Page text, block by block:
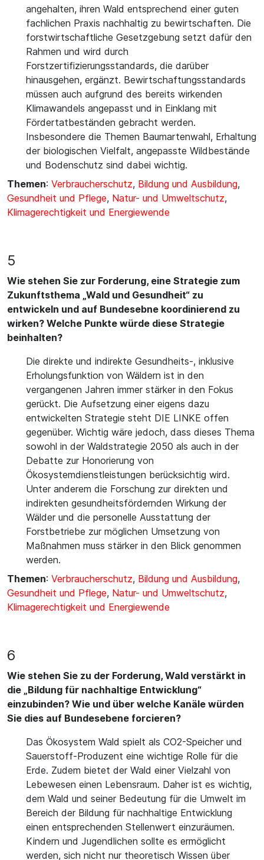
angehalten, ihren Wald entsprechend einer guten
fachlichen Praxis nachhaltig zu bewirtschaften. Die
forstwirtschaftliche Gesetzgebung setzt dafür den
Rahmen und wird durch
Forstzertifizierungsstandards, die darüber
hinausgehen, ergänzt. Bewirtschaftungsstandards
müssen auch aufgrund des bereits wirkenden
Klimawandels angepasst und in Einklang mit
Fördertatbeständen gebracht werden.
Insbesondere die Themen Baumartenwahl, Erhaltung
der biologischen Vielfalt, angepasste Wildbestände
und Bodenschutz sind dabei wichtig.
Themen: Verbraucherschutz, Bildung und Ausbildung,
Gesundheit und Pflege, Natur- und Umweltschutz,
Klimagerechtigkeit und Energiewende
5
Wie stehen Sie zur Forderung, eine Strategie zum
Zukunftsthema „Wald und Gesundheit“ zu
entwickeln und auf Bundesebne koordinierend zu
wirken? Welche Punkte würde diese Strategie
beinhalten?
Die direkte und indirekte Gesundheits-, inklusive
Erholungsfunktion von Wäldern ist in den
vergangenen Jahren immer stärker in den Fokus
gerückt. Die Aufsetzung einer eigens dazu
entwickelten Strategie steht DIE LINKE offen
gegenüber. Wichtig wäre jedoch, dass dieses Thema
sowohl in der Waldstrategie 2050 als auch in der
Debatte zur Honorierung von
Ökosystemdienstleistungen berücksichtig wird.
Unter anderem die Forschung zur direkten und
indirekten gesundheitsfördernden Wirkung der
Wälder und die personelle Ausstattung der
Forstbetriebe zur möglichen Umsetzung von
Maßnahmen muss stärker in den Blick genommen
werden.
Themen: Verbraucherschutz, Bildung und Ausbildung,
Gesundheit und Pflege, Natur- und Umweltschutz,
Klimagerechtigkeit und Energiewende
6
Wie stehen Sie zu der Forderung, Wald verstärkt in
die „Bildung für nachhaltige Entwicklung“
einzubinden? Wie und über welche Kanäle würden
Sie dies auf Bundesebene forcieren?
Das Ökosystem Wald spielt als CO2-Speicher und
Sauerstoff-Produzent eine wichtige Rolle für die
Erde. Zudem bietet der Wald einer Vielzahl von
Lebewesen einen Lebensraum. Daher ist es wichtig,
dem Wald und seiner Bedeutung für die Umwelt im
Bereich der Bildung für nachhaltige Entwicklung
einen entsprechenden Stellenwert einzuräumen.
Kindern und Jugendlichen sollte es ermöglicht
werden, sich nicht nur theoretisch Wissen über